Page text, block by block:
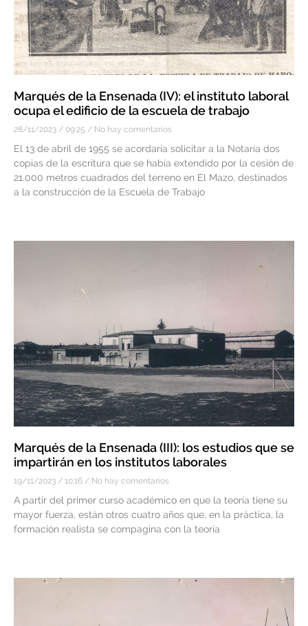
Marqués de la Ensenada (IV): el instituto laboral
ocupa el edificio de la escuela de trabajo
28/11/2023 09:25 No hay comentarios
El 13 de abril de 1955 se acordaría solicitar a la Notaría dos
copias de la escritura que se había extendido por la cesión de
21.000 metros cuadrados del terreno en El Mazo, destinados
a la construcción de la Escuela de Trabajo
Marqués de la Ensenada (III): los estudios que se
impartirán en los institutos laborales
19/11/2023 10:16 No hay comentarios
A partir del primer curso académico en que la teoría tiene su
mayor fuerza, están otros cuatro años que, en la práctica, la
formación realista se compagina con la teoría